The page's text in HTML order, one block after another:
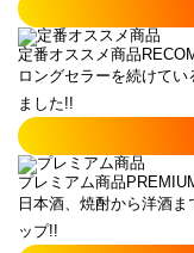
定番オススメ商品
ロングセラーを続けて
ました!!
プレミアム商品
日本酒、焼酎から洋酒
ップ!!